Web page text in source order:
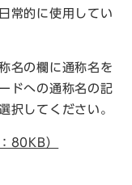
常的に使用してい
名の欄に通称名を
ドへの通称名の記
択してください。
80KB）